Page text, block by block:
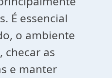
É essencial
o ambiente
checar as
e manter